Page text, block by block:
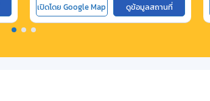
เปิดโดย Google Map ดูข้อมูลสถานที่